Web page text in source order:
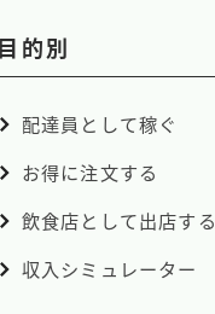
目的別
配達員として稼ぐ
お得に注文する
飲食店として出店する
収入シミュレーター